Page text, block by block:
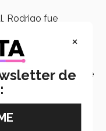
Rodrigo fue
, que atiende a
de abandono y
destacada en
más grande
en
su
en diferentes
×
de